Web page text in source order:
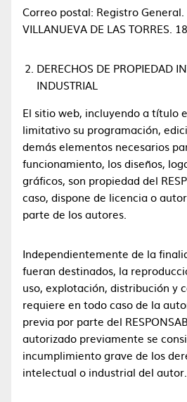
Correo postal: Registro General.
VILLANUEVA DE LAS TORRES.
DERECHOS DE PROPIEDAD
INDUSTRIAL
El sitio web, incluyendo a título
limitativo su programación,
demás elementos necesarios
funcionamiento, los diseños,
gráficos, son propiedad del
caso, dispone de licencia o
parte de los autores.
Independientemente de la
fueran destinados, la
uso, explotación, distribución y
requiere en todo caso de la
previa por parte del
autorizado previamente se
incumplimiento grave de los
intelectual o industrial del autor.